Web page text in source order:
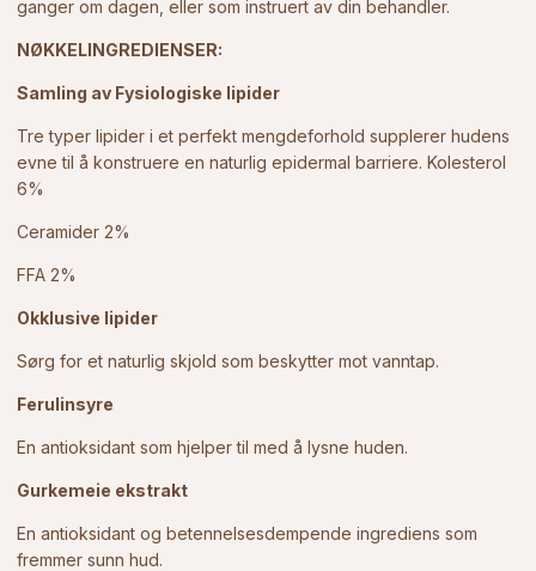
ganger om dagen, eller som instruert av din behandler.
NØKKELINGREDIENSER:
Samling av Fysiologiske lipider
Tre typer lipider i et perfekt mengdeforhold supplerer hudens
evne til å konstruere en naturlig epidermal barriere. Kolesterol
6%
Ceramider 2%
FFA 2%
Okklusive lipider
Sørg for et naturlig skjold som beskytter mot vanntap.
Ferulinsyre
En antioksidant som hjelper til med å lysne huden.
Gurkemeie ekstrakt
En antioksidant og betennelsesdempende ingrediens som
fremmer sunn hud.